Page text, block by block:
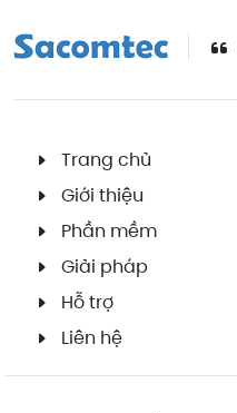
Trang chủ
Giới thiệu
Phần mềm
Giải pháp
Hỗ trợ
Liên hệ